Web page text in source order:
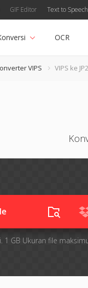
GIF Editor Text to Speech
OCR
VIPS VIPS ke JP2
1 GB Ukuran file